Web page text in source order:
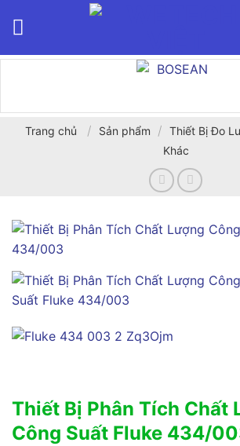
Trang chủ / Sản phẩm / Thiết Bị Đo
Khác
Thiết Bị Phân Tích Chất
Công Suất Fluke 434/